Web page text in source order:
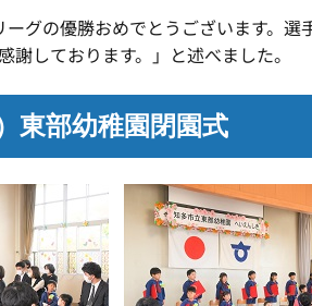
グの優勝おめでとうございます。
謝しております。」と述べました。
東部幼稚園閉園式